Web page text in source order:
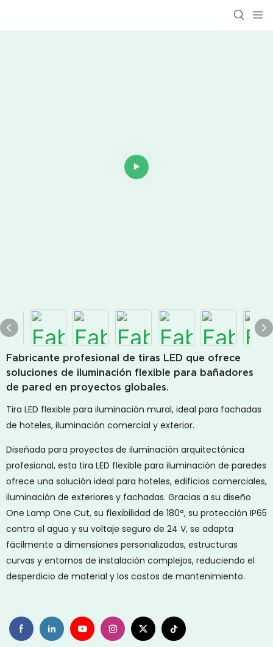
Fabricante profesional de tiras LED que ofrece
soluciones de iluminación flexible para bañadores
de pared en proyectos globales.
Tira LED flexible para iluminación mural, ideal para fachadas
de hoteles, iluminación comercial y exterior.
Diseñada para proyectos de iluminación arquitectónica
profesional, esta tira LED flexible para iluminación de paredes
ofrece una solución ideal para hoteles, edificios comerciales,
iluminación de exteriores y fachadas. Gracias a su diseño
One Lamp One Cut, su flexibilidad de 180°, su protección IP65
contra el agua y su voltaje seguro de 24 V, se adapta
fácilmente a dimensiones personalizadas, estructuras
curvas y entornos de instalación complejos, reduciendo el
desperdicio de material y los costos de mantenimiento.